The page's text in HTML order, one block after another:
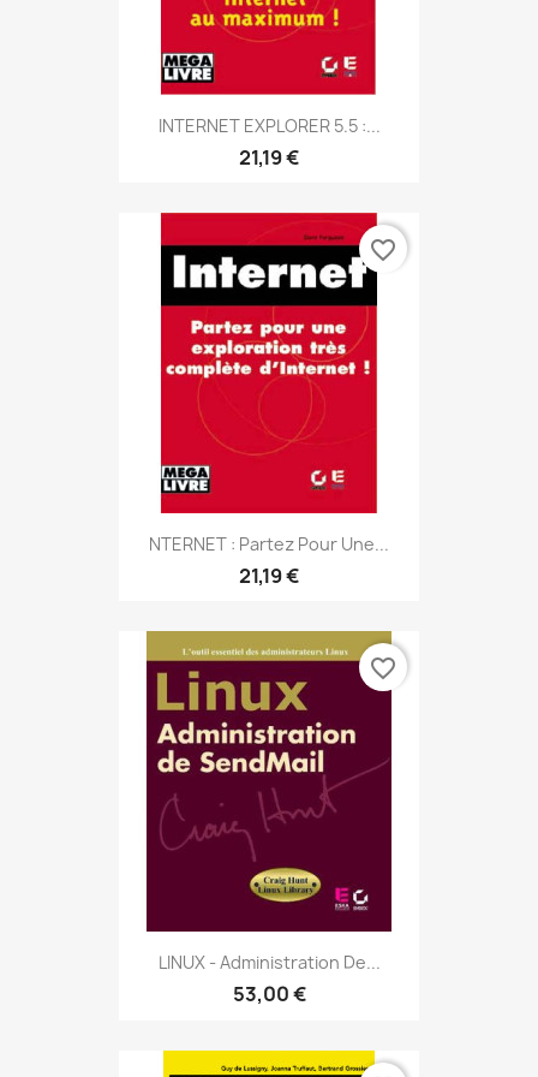
INTERNET EXPLORER 5.5 :...
21,19 €
NTERNET : Partez Pour Une...
21,19 €
favorite_border
LINUX - Administration De...
53,00 €
favorite_border